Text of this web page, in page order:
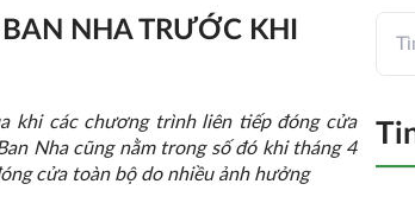
NHA TRƯỚC KHI
khi các chương trình liên tiếp đóng cửa
Nha cũng nằm trong số đó khi tháng 4
cửa toàn bộ do nhiều ảnh hưởng